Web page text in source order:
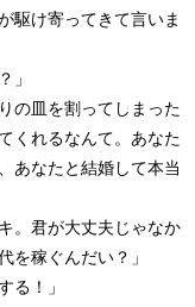
駆け寄ってきて言いま
」
の皿を割ってしまった
くれるなんて。あなた
あなたと結婚して本当
。君が大丈夫じゃなか
を稼ぐんだい？」
！」